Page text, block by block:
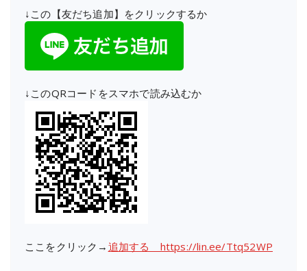
↓この【友だち追加】をクリックするか
↓このQRコードをスマホで読み込むか
ここをクリック→ 追加する https://lin.ee/Ttq52WP